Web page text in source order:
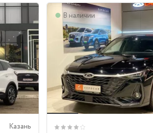
Казань
В наличии